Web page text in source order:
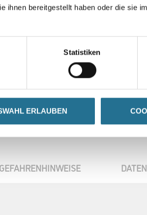
ihnen bereitgestellt haben oder die sie
Statistiken
ERLAUBEN
Umrechnungsfaktoren
Zur Farbauswahl für Ihren
Wunschfarbton
GEFAHRENHINWEISE